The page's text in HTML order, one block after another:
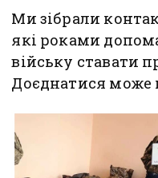
Ми зібрали
які роками
війську ставати
Доєднатися може